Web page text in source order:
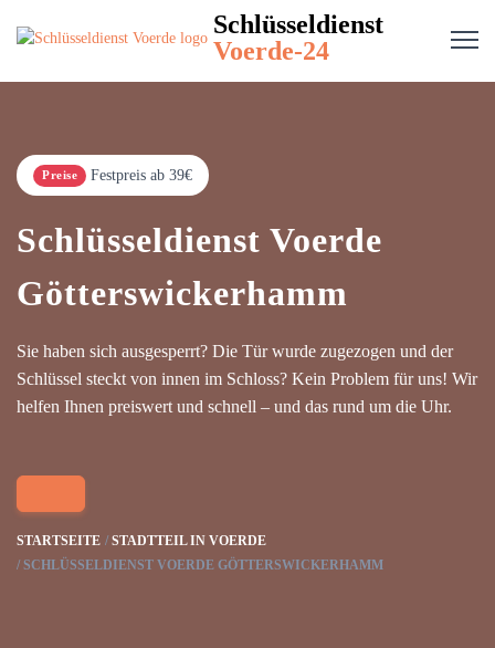
Schlüsseldienst
Voerde-24
Preise Festpreis ab 39€
Schlüsseldienst Voerde
Götterswickerhamm
Sie haben sich ausgesperrt? Die Tür wurde zugezogen und der
Schlüssel steckt von innen im Schloss? Kein Problem für uns! Wir
helfen Ihnen preiswert und schnell – und das rund um die Uhr.
STARTSEITE
STADTTEIL IN VOERDE
SCHLÜSSELDIENST VOERDE GÖTTERSWICKERHAMM